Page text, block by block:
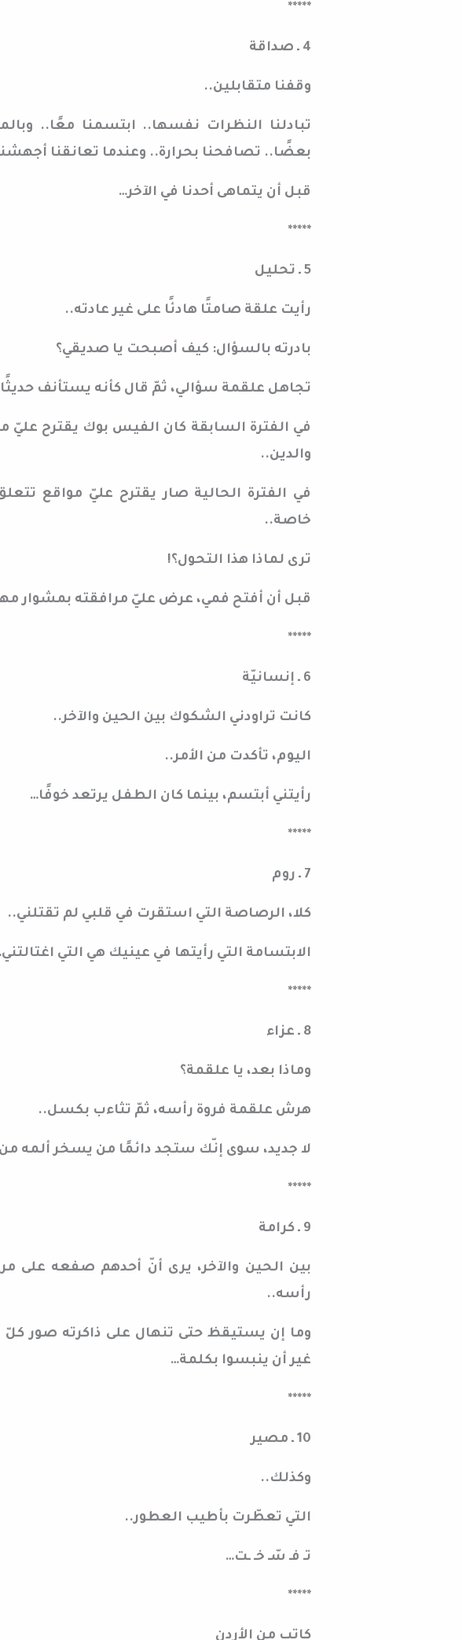
*****
4 ـ صداقة
وقفنا متقابلين..
تبادلنا النظرات نفسها.. ابتسمنا معًا..
بعضًا.. تصافحنا بحرارة.. وعندما تعانقنا
قبل أن يتماهى أحدنا في الآخر…
*****
5 ـ تحليل
رأيت علقة صامتًا هادئًا على غير عادته..
بادرته بالسؤال: كيف أصبحت يا صديقي؟
تجاهل علقمة سؤالي، ثمّ قال كأنه يستأنف
في الفترة السابقة كان الفيس بوك يقترح عليّ
والدين..
في الفترة الحالية صار يقترح عليّ مواقع
خاصة..
ترى لماذا هذا التحول؟!
قبل أن أفتح فمي، عرض عليّ مرافقته بمشوار
*****
6 ـ إنسانيّة
كانت تراودني الشكوك بين الحين والآخر..
اليوم، تأكدت من الأمر..
رأيتني أبتسم، بينما كان الطفل يرتعد خوفًا…
*****
7 ـ روم
كلا، الرصاصة التي استقرت في قلبي لم تقتلني..
الابتسامة التي رأيتها في عينيك هي التي
*****
8 ـ عزاء
وماذا بعد، يا علقمة؟
هرش علقمة فروة رأسه، ثمّ تثاءب بكسل..
لا جديد، سوى إنّك ستجد دائمًا من يسخر ألمه
*****
9 ـ كرامة
بين الحين والآخر، يرى أنّ أحدهم صفعه على
رأسه..
وما إن يستيقظ حتى تنهال على ذاكرته صور
غير أن ينبسوا بكلمة…
*****
10 ـ مصير
وكذلك..
التي تعطّرت بأطيب العطور..
تـ فـ سّـ خـ ـت…
*****
كاتب من الأردن